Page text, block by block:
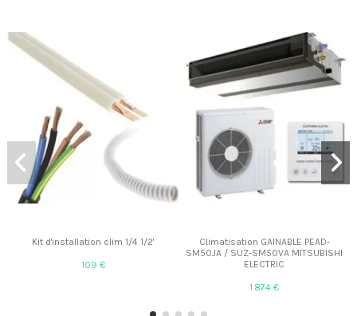
Kit d'installation clim 1/4 1/2'
109 €
Climatisation GAINABLE PEAD-
SM50JA / SUZ-SM50VA MITSUBISHI
ELECTRIC
1 874 €